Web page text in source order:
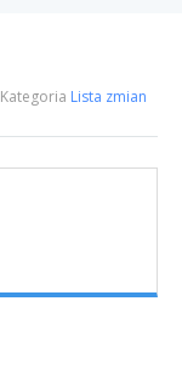
Kategoria Lista zmian